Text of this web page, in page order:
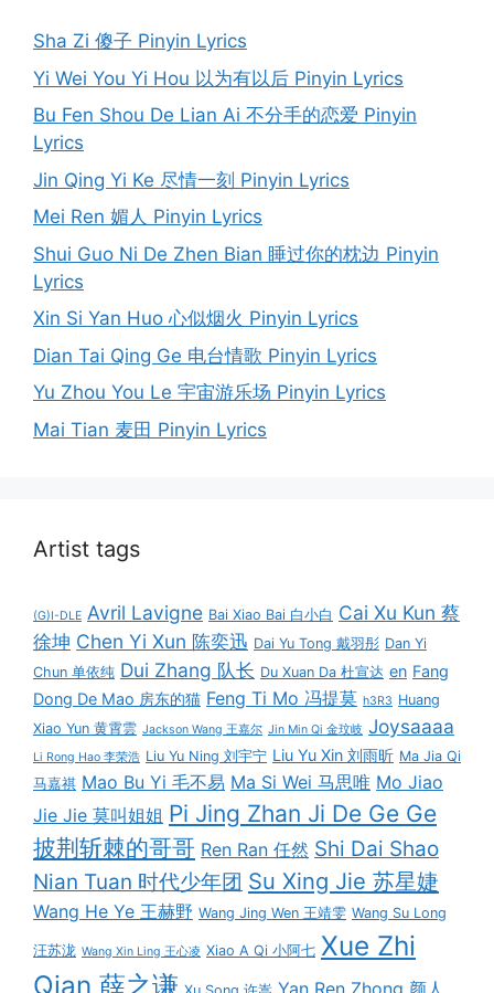
Sha Zi 傻子 Pinyin Lyrics
Yi Wei You Yi Hou 以为有以后 Pinyin Lyrics
Bu Fen Shou De Lian Ai 不分手的恋爱 Pinyin
Lyrics
Jin Qing Yi Ke 尽情一刻 Pinyin Lyrics
Mei Ren 媚人 Pinyin Lyrics
Shui Guo Ni De Zhen Bian 睡过你的枕边 Pinyin
Lyrics
Xin Si Yan Huo 心似烟火 Pinyin Lyrics
Dian Tai Qing Ge 电台情歌 Pinyin Lyrics
Yu Zhou You Le 宇宙游乐场 Pinyin Lyrics
Mai Tian 麦田 Pinyin Lyrics
Artist tags
(G)I-DLE Avril Lavigne Bai Xiao Bai 白小白 Cai Xu Kun 蔡
徐坤 Chen Yi Xun 陈奕迅 Dai Yu Tong 戴羽彤 Dan Yi
Chun 单依纯 Dui Zhang 队长 Du Xuan Da 杜宣达 en Fang
Dong De Mao 房东的猫 Feng Ti Mo 冯提莫 h3R3 Huang
Xiao Yun 黄霄雲 Jackson Wang 王嘉尔 Jin Min Qi 金玟岐 Joysaaaa
Li Rong Hao 李荣浩 Liu Yu Ning 刘宇宁 Liu Yu Xin 刘雨昕 Ma Jia Qi
马嘉祺 Mao Bu Yi 毛不易 Ma Si Wei 马思唯 Mo Jiao
Jie Jie 莫叫姐姐 Pi Jing Zhan Ji De Ge Ge
披荆斩棘的哥哥 Ren Ran 任然 Shi Dai Shao
Nian Tuan 时代少年团 Su Xing Jie 苏星婕
Wang He Ye 王赫野 Wang Jing Wen 王靖雯 Wang Su Long
汪苏泷 Wang Xin Ling 王心凌 Xiao A Qi 小阿七 Xue Zhi
Qian 薛之谦
Yan Ren Zhong 颜人